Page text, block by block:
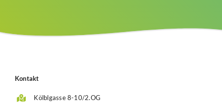
Kontakt
Kölblgasse 8-10/2.OG